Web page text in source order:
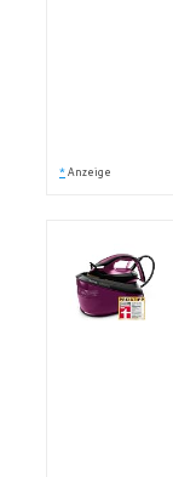
* Anzeige